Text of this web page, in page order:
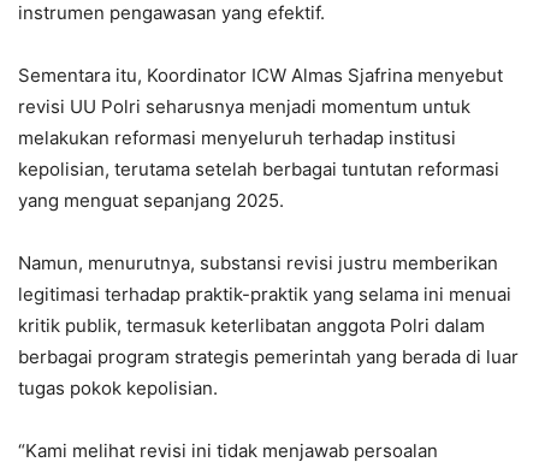
instrumen pengawasan yang efektif.
Sementara itu, Koordinator ICW Almas Sjafrina menyebut
revisi UU Polri seharusnya menjadi momentum untuk
melakukan reformasi menyeluruh terhadap institusi
kepolisian, terutama setelah berbagai tuntutan reformasi
yang menguat sepanjang 2025.
Namun, menurutnya, substansi revisi justru memberikan
legitimasi terhadap praktik-praktik yang selama ini menuai
kritik publik, termasuk keterlibatan anggota Polri dalam
berbagai program strategis pemerintah yang berada di luar
tugas pokok kepolisian.
“Kami melihat revisi ini tidak menjawab persoalan